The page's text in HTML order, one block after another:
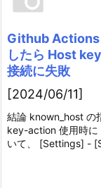
Github Actions
したら Host
接続に失敗
[2024/06/11]
結論 known_host
key-action 使用時に
いて、 [Settings] -